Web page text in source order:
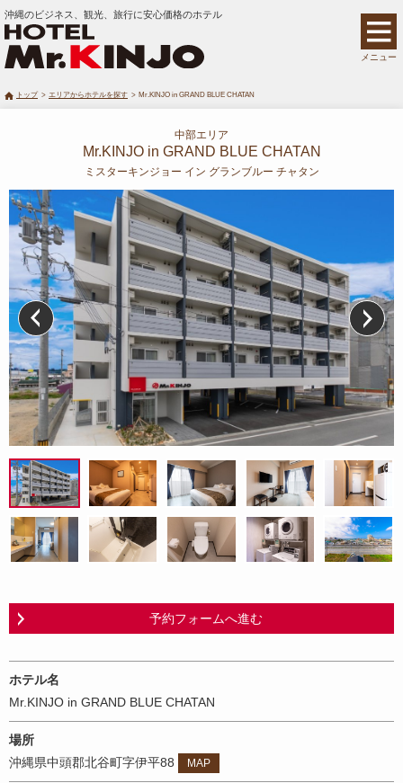
沖縄のビジネス、観光、旅行に安心価格のホテル
メニュー
トップ エリアからホテルを探す Mr.KINJO in GRAND BLUE CHATAN
中部エリア
Mr.KINJO in GRAND BLUE CHATAN
ミスターキンジョー イン グランブルー チャタン
予約フォームへ進む
ホテル名
Mr.KINJO in GRAND BLUE CHATAN
場所
沖縄県中頭郡北谷町字伊平88
MAP